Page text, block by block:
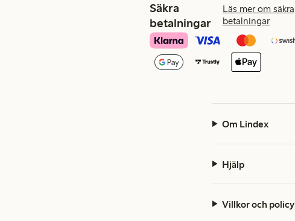
Säkra
betalningar
Läs mer om säkra
betalningar
Om Lindex
Hjälp
Villkor och policy